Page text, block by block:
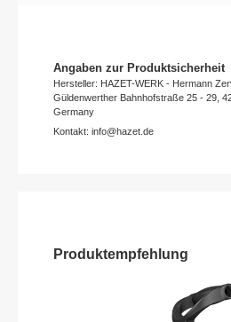
Angaben zur Produktsicherheit
Hersteller: HAZET-WERK - Hermann
Güldenwerther Bahnhofstraße 25 - 29,
Germany
Kontakt: info@hazet.de
Produktempfehlung